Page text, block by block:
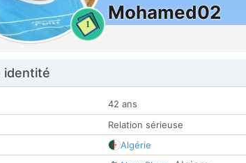
1
Mohamed02
identité
42 ans
Relation sérieuse
Algérie